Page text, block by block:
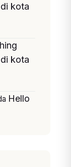
kota
kota
Hello